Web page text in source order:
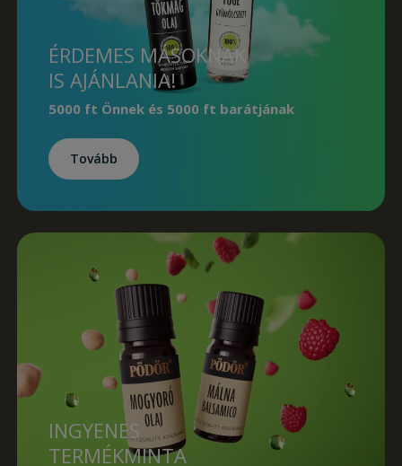
ÉRDEMES MÁSOKNAK
IS AJÁNLANIA!
5000 ft Önnek és 5000 ft barátjának
Tovább
INGYENES
TERMÉKMINTA